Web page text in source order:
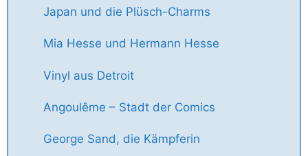
Japan und die Plüsch-Charms
Mia Hesse und Hermann Hesse
Vinyl aus Detroit
Angoulême – Stadt der Comics
George Sand, die Kämpferin